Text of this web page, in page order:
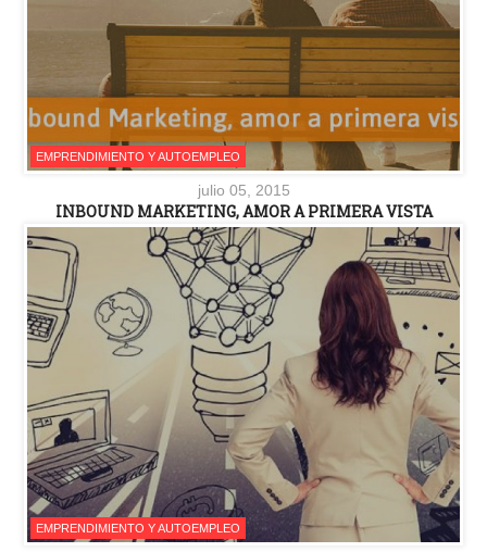
EMPRENDIMIENTO Y AUTOEMPLEO
julio 05, 2015
INBOUND MARKETING, AMOR A PRIMERA VISTA
EMPRENDIMIENTO Y AUTOEMPLEO